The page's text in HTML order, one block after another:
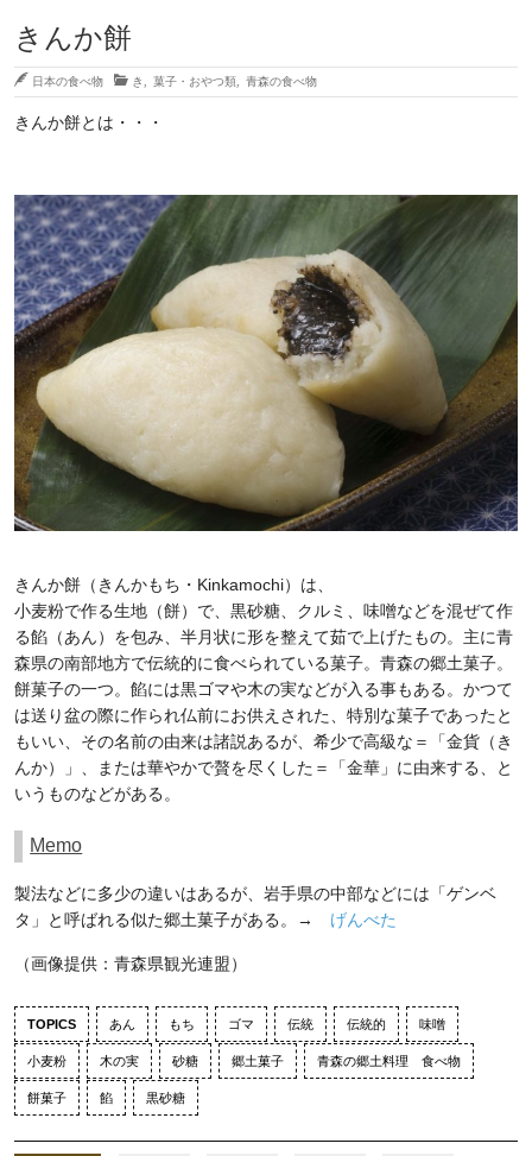
きんか餅
日本の食べ物 き 菓子・おやつ類 青森の食べ物
きんか餅とは・・・
きんか餅（きんかもち・Kinkamochi）は、
小麦粉で作る生地（餅）で、黒砂糖、クルミ、味噌などを混ぜて作
る餡（あん）を包み、半月状に形を整えて茹で上げたもの。主に青
森県の南部地方で伝統的に食べられている菓子。青森の郷土菓子。
餅菓子の一つ。餡には黒ゴマや木の実などが入る事もある。かつて
は送り盆の際に作られ仏前にお供えされた、特別な菓子であったと
もいい、その名前の由来は諸説あるが、希少で高級な＝「金貨（き
んか）」、または華やかで贅を尽くした＝「金華」に由来する、と
いうものなどがある。
Memo
製法などに多少の違いはあるが、岩手県の中部などには「ゲンベ
タ」と呼ばれる似た郷土菓子がある。→ げんべた
（画像提供：青森県観光連盟）
TOPICS あん もち ゴマ 伝統 伝統的 味噌
小麦粉 木の実 砂糖 郷土菓子 青森の郷土料理 食べ物
餅菓子 餡 黒砂糖